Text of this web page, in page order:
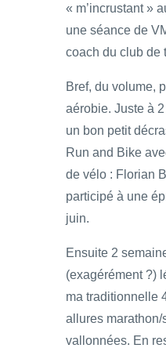
« m’incrustant »
une séance de
coach du club de
Bref, du volume,
aérobie. Juste à
un bon petit
Run and Bike
de vélo : Florian
participé à une
juin.
Ensuite 2
(exagérément ?)
ma traditionnelle
allures marathon/
vallonnées. En